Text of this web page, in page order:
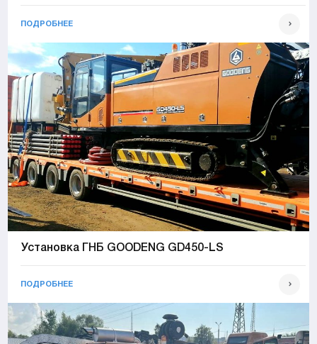
ПОДРОБНЕЕ
Установка ГНБ GOODENG GD450-LS
ПОДРОБНЕЕ